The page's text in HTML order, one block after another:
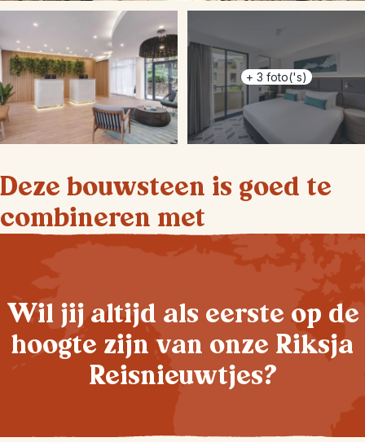
+ 3 foto('s)
Deze bouwsteen is goed te
combineren met
Wil jij altijd als eerste op de
hoogte zijn van onze Riksja
Reisnieuwtjes?